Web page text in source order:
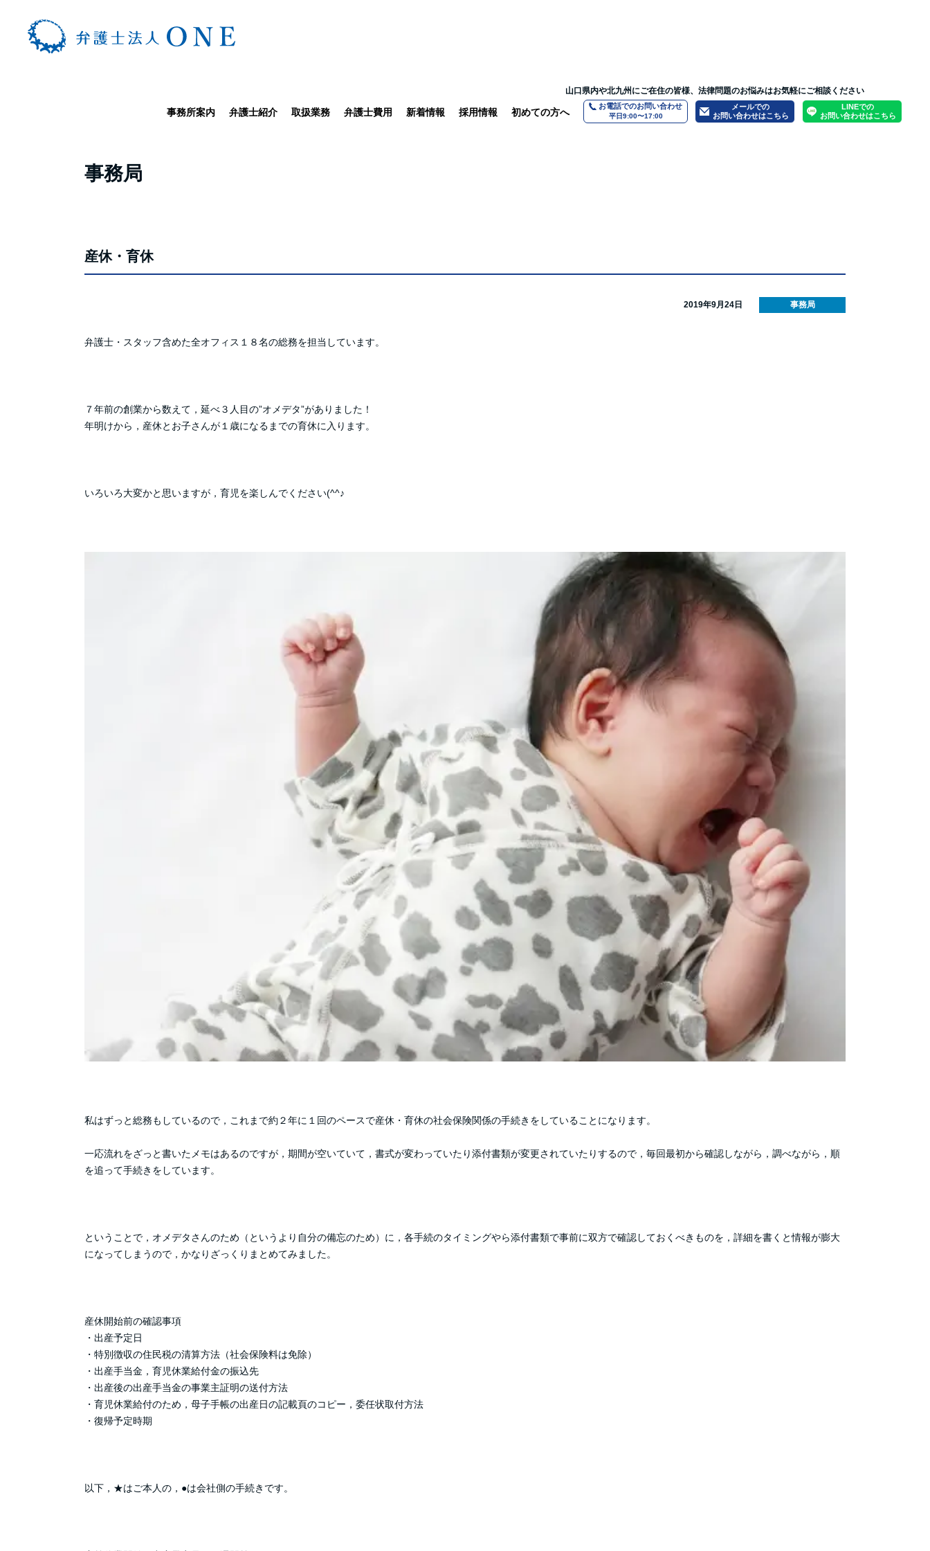
山口県内や北九州にご在住の皆様、法律問題のお悩みはお気軽にご相談ください
事務所案内 弁護士紹介 取扱業務 弁護士費用 新着情報 採用情報 初めての方へ
お電話でのお問い合わせ
平日9:00〜17:00
メールでの
お問い合わせはこちら
LINEでの
お問い合わせはこちら
事務局
産休・育休
2019年9月24日 事務局
弁護士・スタッフ含めた全オフィス１８名の総務を担当しています。
７年前の創業から数えて，延べ３人目の”オメデタ”がありました！
年明けから，産休とお子さんが１歳になるまでの育休に入ります。
いろいろ大変かと思いますが，育児を楽しんでください(^^♪
私はずっと総務もしているので，これまで約２年に１回のペースで産休・育休の社会保険関係の手続きをしていることになります。
一応流れをざっと書いたメモはあるのですが，期間が空いていて，書式が変わっていたり添付書類が変更されていたりするので，毎回最初から確認しながら，調べながら，順
を追って手続きをしています。
ということで，オメデタさんのため（というより自分の備忘のため）に，各手続のタイミングやら添付書類で事前に双方で確認しておくべきものを，詳細を書くと情報が膨大
になってしまうので，かなりざっくりまとめてみました。
産休開始前の確認事項
・出産予定日
・特別徴収の住民税の清算方法（社会保険料は免除）
・出産手当金，育児休業給付金の振込先
・出産後の出産手当金の事業主証明の送付方法
・育児休業給付のため，母子手帳の出産日の記載頁のコピー，委任状取付方法
・復帰予定時期
以下，★はご本人の，●は会社側の手続きです。